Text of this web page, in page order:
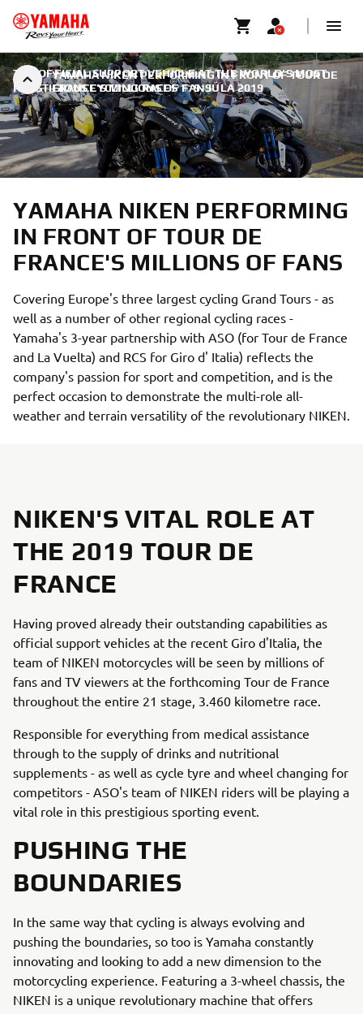
YAMAHA NIKEN PERFORMING IN FRONT OF TOUR DE
FRANCE'S MILLIONS OF FANS
THE OFFICIAL SUPPORT VEHICLE AT THE WORLD'S MOST
PRESTIGIOUS CYCLING RACES | 9. JÚLA 2019
YAMAHA NIKEN PERFORMING
IN FRONT OF TOUR DE
FRANCE'S MILLIONS OF FANS
Covering Europe's three largest cycling Grand Tours - as
well as a number of other regional cycling races -
Yamaha's 3-year partnership with ASO (for Tour de France
and La Vuelta) and RCS for Giro d' Italia) reflects the
company's passion for sport and competition, and is the
perfect occasion to demonstrate the multi-role all-
weather and terrain versatility of the revolutionary NIKEN.
NIKEN'S VITAL ROLE AT
THE 2019 TOUR DE
FRANCE
Having proved already their outstanding capabilities as
official support vehicles at the recent Giro d'Italia, the
team of NIKEN motorcycles will be seen by millions of
fans and TV viewers at the forthcoming Tour de France
throughout the entire 21 stage, 3.460 kilometre race.
Responsible for everything from medical assistance
through to the supply of drinks and nutritional
supplements - as well as cycle tyre and wheel changing for
competitors - ASO's team of NIKEN riders will be playing a
vital role in this prestigious sporting event.
PUSHING THE
BOUNDARIES
In the same way that cycling is always evolving and
pushing the boundaries, so too is Yamaha constantly
innovating and looking to add a new dimension to the
motorcycling experience. Featuring a 3-wheel chassis, the
NIKEN is a unique revolutionary machine that offers